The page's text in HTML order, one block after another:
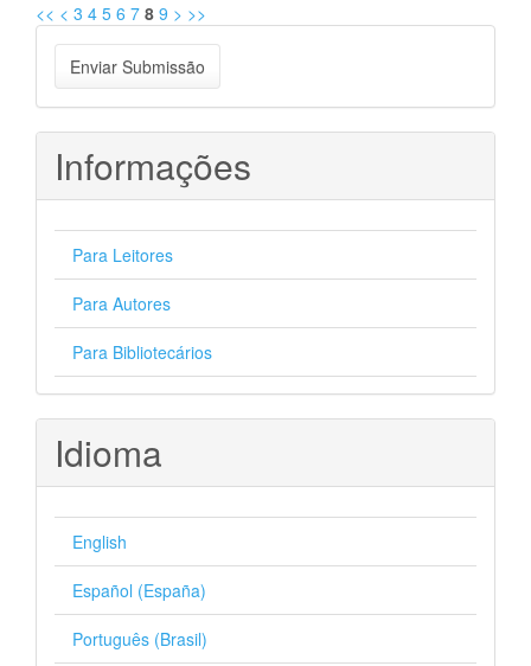
<< < 3 4 5 6 7 8 9 > >>
Enviar
Submissão
Enviar Submissão
Informações
Para Leitores
Para Autores
Para Bibliotecários
Idioma
English
Español (España)
Português (Brasil)